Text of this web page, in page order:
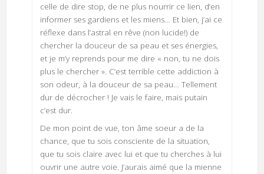
celle de dire stop, de ne plus nourrir ce lien, d’en
informer ses gardiens et les miens… Et bien, j’ai ce
réflexe dans l’astral en rêve (non lucide!) de
chercher la douceur de sa peau et ses énergies,
et je m’y reprends pour me dire « non, tu ne dois
plus le chercher ». C’est terrible cette addiction à
son odeur, à la douceur de sa peau… Tellement
dur de décrocher ! Je vais le faire, mais putain
c’est dur.
De mon point de vue, ton âme soeur a de la
chance, que tu sois consciente de la situation,
que tu sois claire avec lui et que tu cherches à lui
ouvrir une autre voie. J’aurais aimé que la mienne